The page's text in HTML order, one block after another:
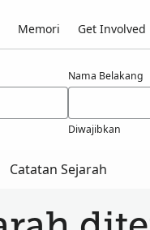
Memori Get Involved
Nama Belakang
Diwajibkan
Catatan Sejarah